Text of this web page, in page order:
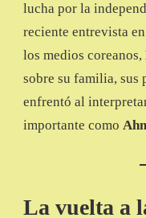
lucha por la
reciente entrevista
los medios coreanos,
sobre su familia, sus
enfrentó al
importante como
La vuelta a